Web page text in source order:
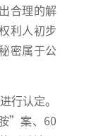
合理的解
利人初步
密属于公
行认定。
”案、60